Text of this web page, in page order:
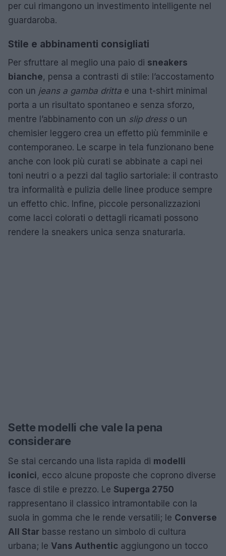
per cui rimangono un investimento intelligente nel
guardaroba.
Stile e abbinamenti consigliati
Per sfruttare al meglio una paio di sneakers
bianche, pensa a contrasti di stile: l’accostamento
con un jeans a gamba dritta e una t-shirt minimal
porta a un risultato spontaneo e senza sforzo,
mentre l’abbinamento con un slip dresso un
chemisier leggero crea un effetto più femminile e
contemporaneo. Le scarpe in tela funzionano bene
anche con look più curati se abbinate a capi nei
toni neutri o a pezzi dal taglio sartoriale: il contrasto
tra informalità e pulizia delle linee produce sempre
un effetto chic. Infine, piccole personalizzazioni
come lacci colorati o dettagli ricamati possono
rendere la sneakers unica senza snaturarla.
Sette modelli che vale la pena
considerare
Se stai cercando una lista rapida di modelli
iconici, ecco alcune proposte che coprono diverse
fasce di stile e prezzo. Le Superga 2750
rappresentano il classico intramontabile con la
suola in gomma che le rende versatili; le Converse
All Star basse restano un simbolo di cultura
urbana; le Vans Authentic aggiungono un tocco